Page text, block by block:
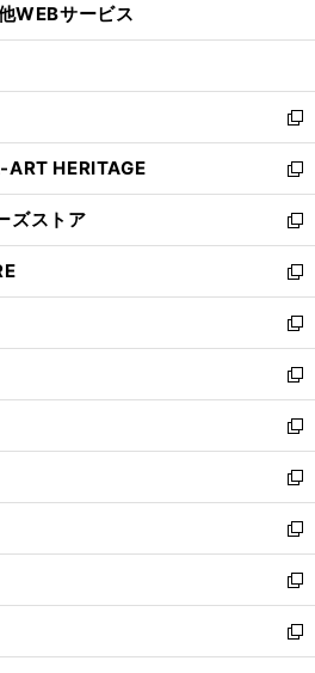
開
ン
ウ
で
開
く
ウ
ン
ド
ウ
で
開
く
WEBサービス
新
し
い
ウ
ィ
ン
ド
ウ
で
開
く
HERITAGE
新
し
い
ウ
ィ
ン
ド
ウ
で
開
く
ズストア
新
し
い
ウ
ィ
ン
ド
ウ
で
開
く
新
し
い
ウ
ィ
ン
ド
ウ
で
開
く
新
し
い
ウ
ィ
ン
ド
ウ
で
開
く
新
し
い
ウ
ィ
ン
ド
ウ
で
開
く
新
し
い
ウ
ィ
ン
ド
ウ
で
開
新
し
い
ウ
ィ
ン
ド
ウ
新
し
い
ウ
ィ
ン
新
し
い
ウ
新
し